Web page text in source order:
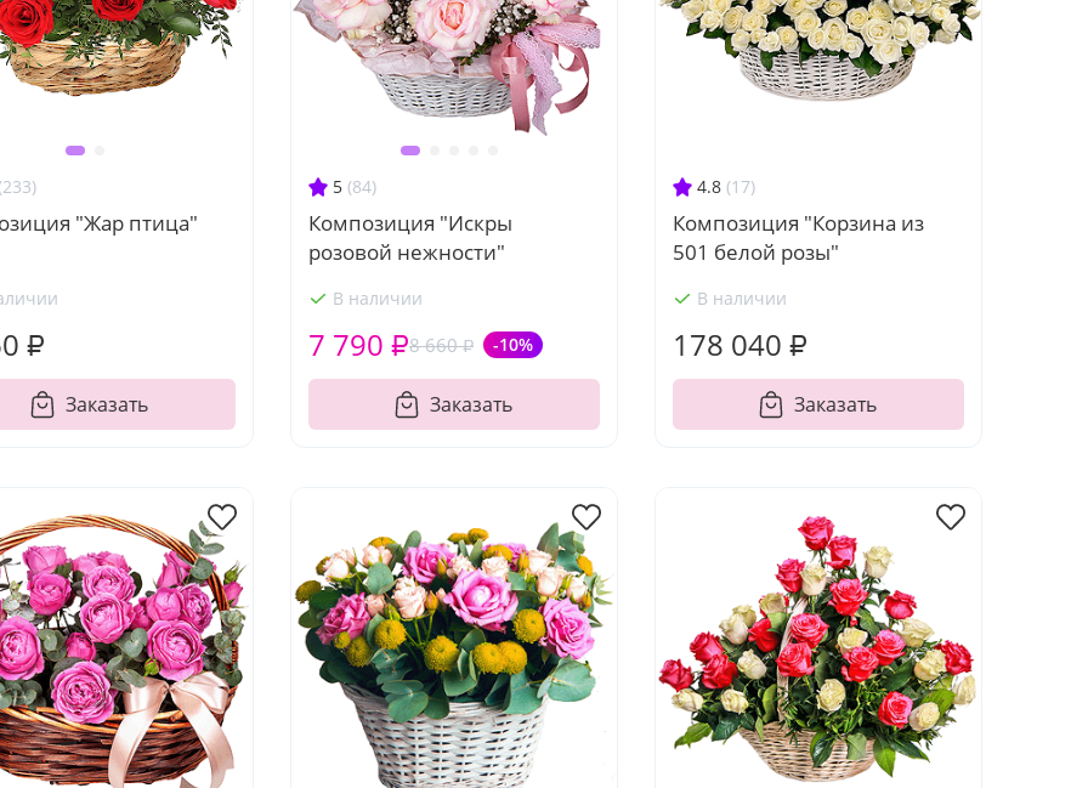
"Жар птица"
₽
Заказать
5 (84)
Композиция "Искры
розовой нежности"
В наличии
8 660 ₽ -10%
7 790 ₽
Заказать
4.8 (17)
Композиция "Корзина из
501 белой розы"
В наличии
178 040 ₽
Заказать